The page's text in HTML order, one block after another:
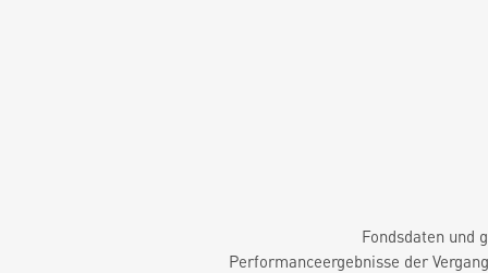
Fondsdaten und
Performanceergebnisse der